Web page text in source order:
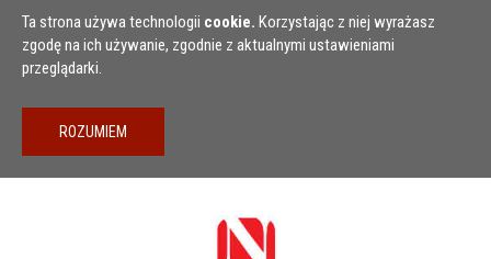
Przejdź do treści
Ta strona używa technologii cookie. Korzystając z niej wyrażasz
zgodę na ich używanie, zgodnie z aktualnymi ustawieniami
przeglądarki.